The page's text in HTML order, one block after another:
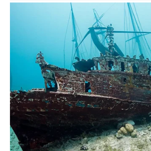
Sudbina vam daje priliku da ponovo
razjasnite stvari i saznate ono što je
Međutim, zvijezde poručuju da nećeš
odluke samo srcem. Ovoga puta
Ako si slobodan/na, velika je
upoznaš osobu koja će potpuno
Ono što počne kao prijateljstvo moglo
veoma jaku ljubavnu priču.